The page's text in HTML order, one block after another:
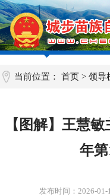
当前位置：首页 >领导
【图解】王慧
年
发布时间： 2026-01-